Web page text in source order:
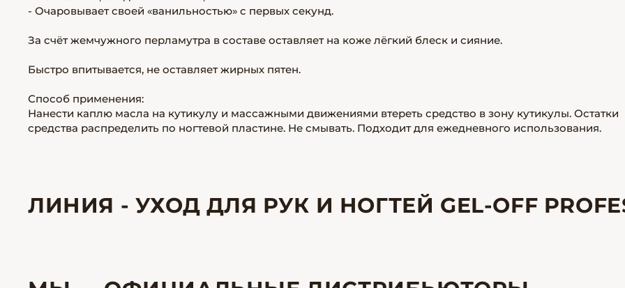
- Очаровывает своей «ванильностью» с первых секунд.
За счёт жемчужного перламутра в составе оставляет на коже лёгкий блеск и сияние.
Быстро впитывается, не оставляет жирных пятен.
Способ применения:
Нанести каплю масла на кутикулу и массажными движениями втереть средство в зону кутикулы. Остатки
средства распределить по ногтевой пластине. Не смывать. Подходит для ежедневного использования.
ЛИНИЯ - УХОД ДЛЯ РУК И НОГТЕЙ GEL-OFF